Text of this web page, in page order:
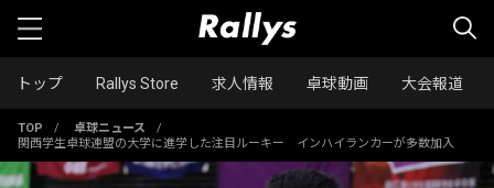
トップ Rallys Store 求人情報 卓球動画 大会報道
TOP / 卓球ニュース
/
関西学生卓球連盟の大学に進学した注目ルーキー インハイランカーが多数加入